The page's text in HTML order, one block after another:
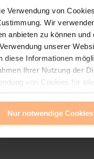
Verwendung von
Wir
anbieten zu können
unserer
diese Informationen
Ihrer Nutzung der
von Cookies für
ist durch Klick auf
dem Link „Cookie
Nur notwendige Cookies
bei einem unserer